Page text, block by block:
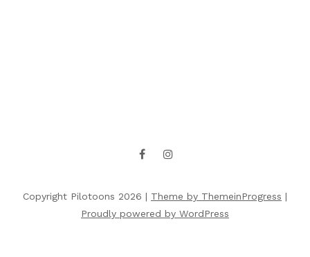
Copyright Pilotoons 2026 | Theme by ThemeinProgress |
Proudly powered by WordPress